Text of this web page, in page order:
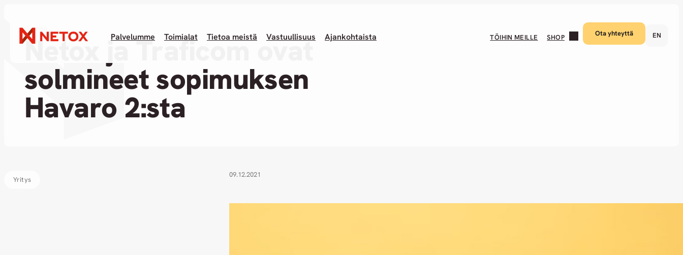
Palvelumme Toimialat Tietoa meistä Vastuullisuus Ajankohtaista TÖIHIN MEILLE SHOP Ota yhteyttä EN
Uutinen
Netox ja Traficom ovat
solmineet sopimuksen
Havaro 2:sta
Yritys
09.12.2021